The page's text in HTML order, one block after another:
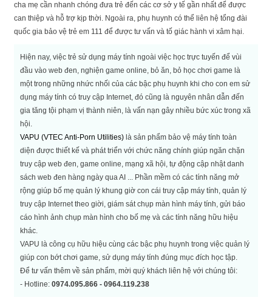
cha mẹ cần nhanh chóng đưa trẻ đến các cơ sở y tế gần nhất để được
can thiệp và hỗ trợ kịp thời. Ngoài ra, phụ huynh có thể liên hệ tổng đài
quốc gia bảo vệ trẻ em 111 để được tư vấn và tố giác hành vi xâm hại.
Hiện nay, việc trẻ sử dụng máy tính ngoài việc học trực tuyến để vùi
đầu vào web đen, nghiện game online, bỏ ăn, bỏ học chơi game là
một trong những nhức nhối của các bậc phụ huynh khi cho con em sử
dụng máy tính có truy cập Internet, đó cũng là nguyên nhân dẫn đến
gia tăng tội phạm vị thành niên, là vấn nạn gây nhiều bức xúc trong xã
hội.
VAPU (VTEC Anti-Porn Utilities) là sản phẩm bảo vệ máy tính toàn
diện được thiết kế và phát triển với chức năng chính giúp ngăn chặn
truy cập web đen, game online, mạng xã hội, tự động cập nhật danh
sách web đen hàng ngày qua AI ... Phần mềm có các tính năng mở
rộng giúp bố mẹ quản lý khung giờ con cái truy cập máy tính, quản lý
truy cập Internet theo giời, giám sát chụp màn hình máy tính, gửi báo
cáo hình ảnh chụp màn hình cho bố mẹ và các tính năng hữu hiệu
khác.
VAPU là công cụ hữu hiệu cùng các bậc phụ huynh trong việc quản lý
giúp con bớt chơi game, sử dụng máy tính đúng mục đích học tập.
Để tư vấn thêm về sản phẩm, mời quý khách liên hệ với chúng tôi:
- Hotline: 0974.095.866 - 0964.119.238